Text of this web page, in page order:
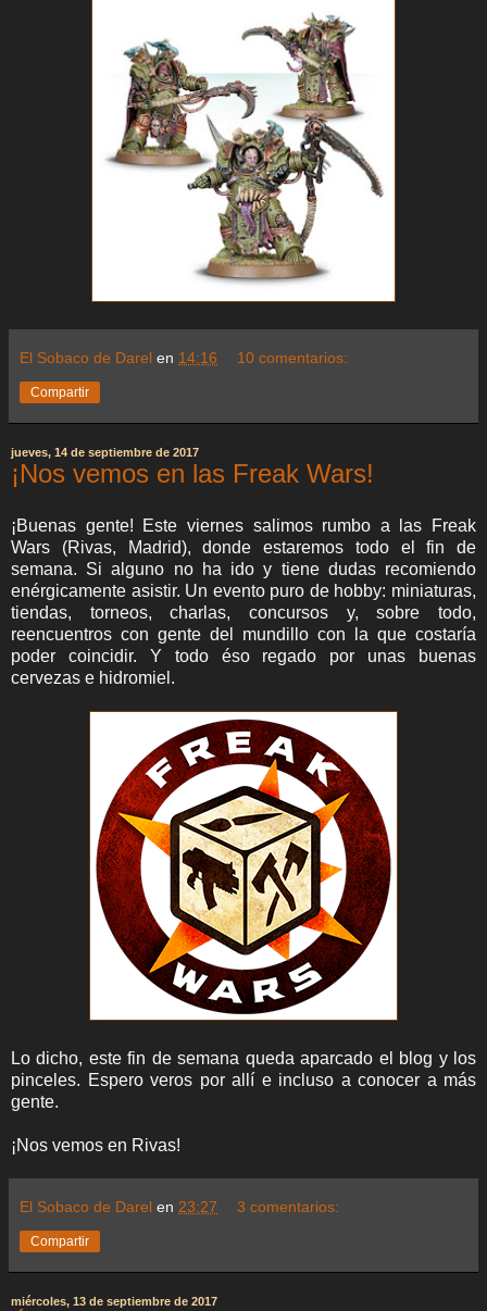
El Sobaco de Darel en 14:16 10 comentarios:
Compartir
jueves, 14 de septiembre de 2017
¡Nos vemos en las Freak Wars!
¡Buenas gente! Este viernes salimos rumbo a las Freak
Wars (Rivas, Madrid), donde estaremos todo el fin de
semana. Si alguno no ha ido y tiene dudas recomiendo
enérgicamente asistir. Un evento puro de hobby: miniaturas,
tiendas, torneos, charlas, concursos y, sobre todo,
reencuentros con gente del mundillo con la que costaría
poder coincidir. Y todo éso regado por unas buenas
cervezas e hidromiel.
Lo dicho, este fin de semana queda aparcado el blog y los
pinceles. Espero veros por allí e incluso a conocer a más
gente.
¡Nos vemos en Rivas!
El Sobaco de Darel en 23:27 3 comentarios:
Compartir
miércoles, 13 de septiembre de 2017